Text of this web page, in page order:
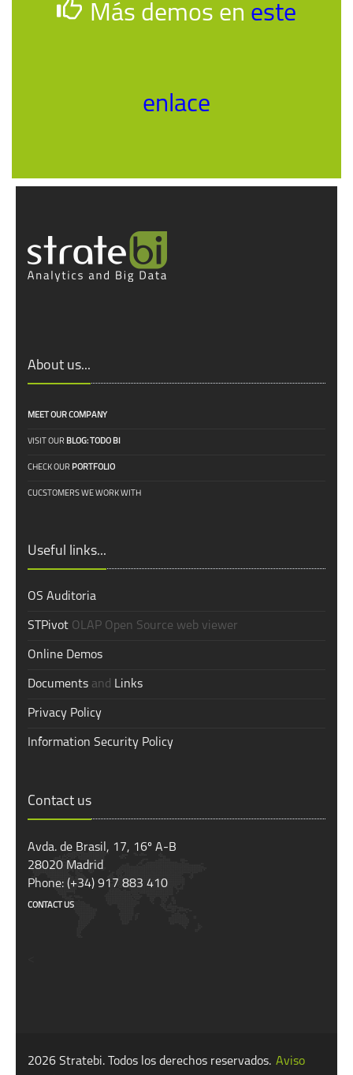
Más demos en este
enlace
About us...
MEET OUR COMPANY
VISIT OUR BLOG: TODO BI
CHECK OUR PORTFOLIO
CUCSTOMERS WE WORK WITH
Useful links...
OS Auditoria
STPivot OLAP Open Source web viewer
Online Demos
Documents and Links
Privacy Policy
Information Security Policy
Contact us
Avda. de Brasil, 17, 16º A-B
28020 Madrid
Phone: (+34) 917 883 410
CONTACT US
2026 Stratebi. Todos los derechos reservados. Aviso